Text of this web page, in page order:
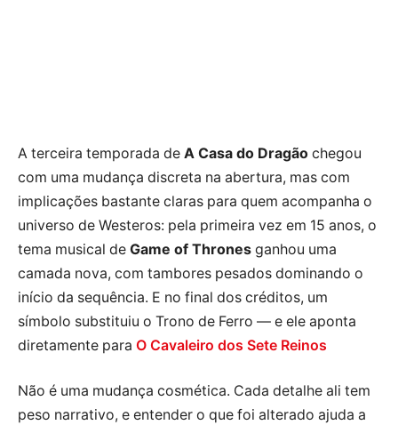
A terceira temporada de A Casa do Dragão chegou
com uma mudança discreta na abertura, mas com
implicações bastante claras para quem acompanha o
universo de Westeros: pela primeira vez em 15 anos, o
tema musical de Game of Thrones ganhou uma
camada nova, com tambores pesados dominando o
início da sequência. E no final dos créditos, um
símbolo substituiu o Trono de Ferro — e ele aponta
diretamente para O Cavaleiro dos Sete Reinos
Não é uma mudança cosmética. Cada detalhe ali tem
peso narrativo, e entender o que foi alterado ajuda a